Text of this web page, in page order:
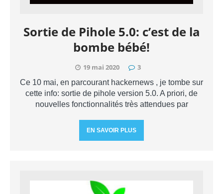
Sortie de Pihole 5.0: c’est de la
bombe bébé!
19 mai 2020 3
Ce 10 mai, en parcourant hackernews , je tombe sur
cette info: sortie de pihole version 5.0. A priori, de
nouvelles fonctionnalités très attendues par
EN SAVOIR PLUS